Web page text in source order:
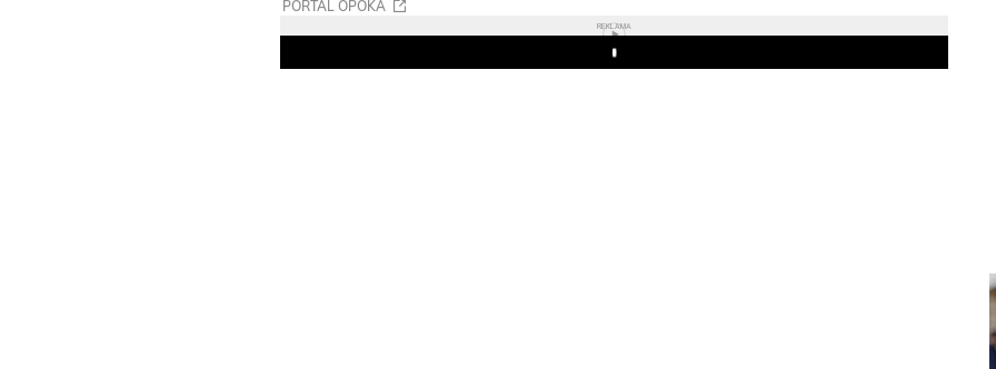
PORTAL OPOKA
REKLAMA
Play